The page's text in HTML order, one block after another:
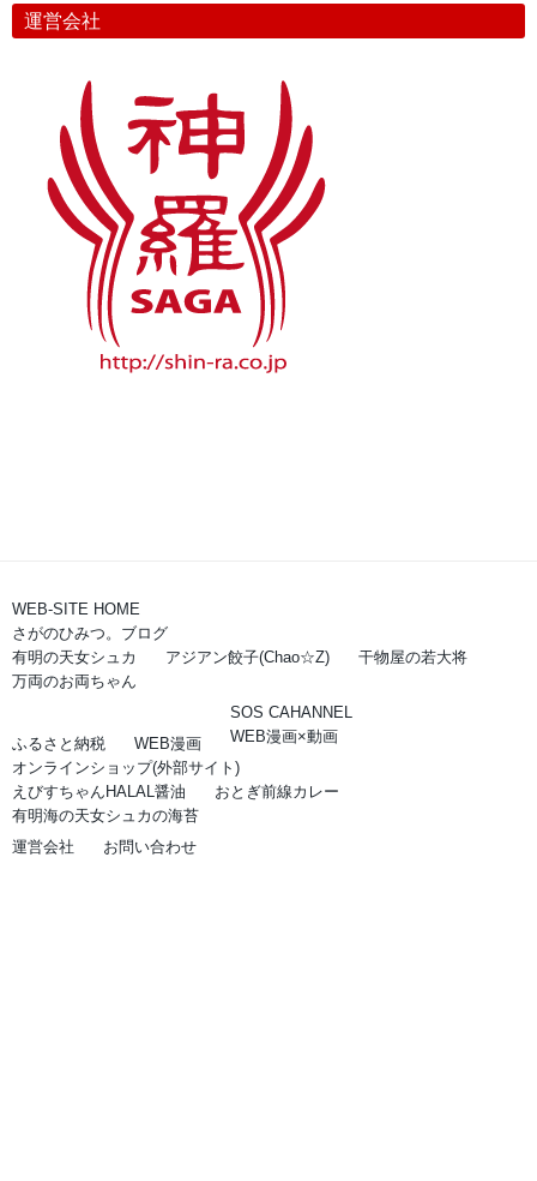
運営会社
WEB-SITE HOME
さがのひみつ。ブログ
有明の天女シュカ
アジアン餃子(Chao☆Z)
干物屋の若大将
万両のお両ちゃん
ふるさと納税 WEB漫画
SOS CAHANNEL
WEB漫画×動画
オンラインショップ(外部サイト)
えびすちゃんHALAL醤油
おとぎ前線カレー
有明海の天女シュカの海苔
運営会社
お問い合わせ